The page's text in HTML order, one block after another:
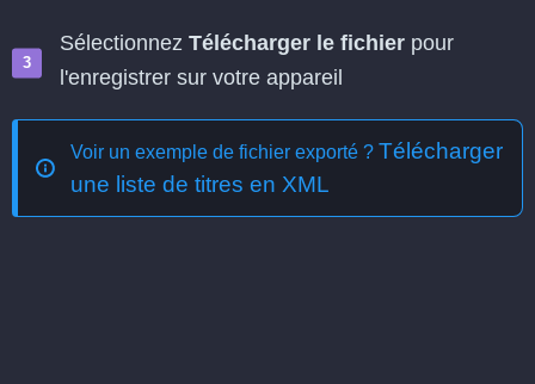
Sélectionnez Télécharger le fichier pour
l'enregistrer sur votre appareil
Voir un exemple de fichier exporté ? Télécharger
une liste de titres en XML